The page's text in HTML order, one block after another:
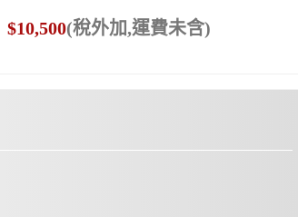
$10,500(稅外加,運費未含)